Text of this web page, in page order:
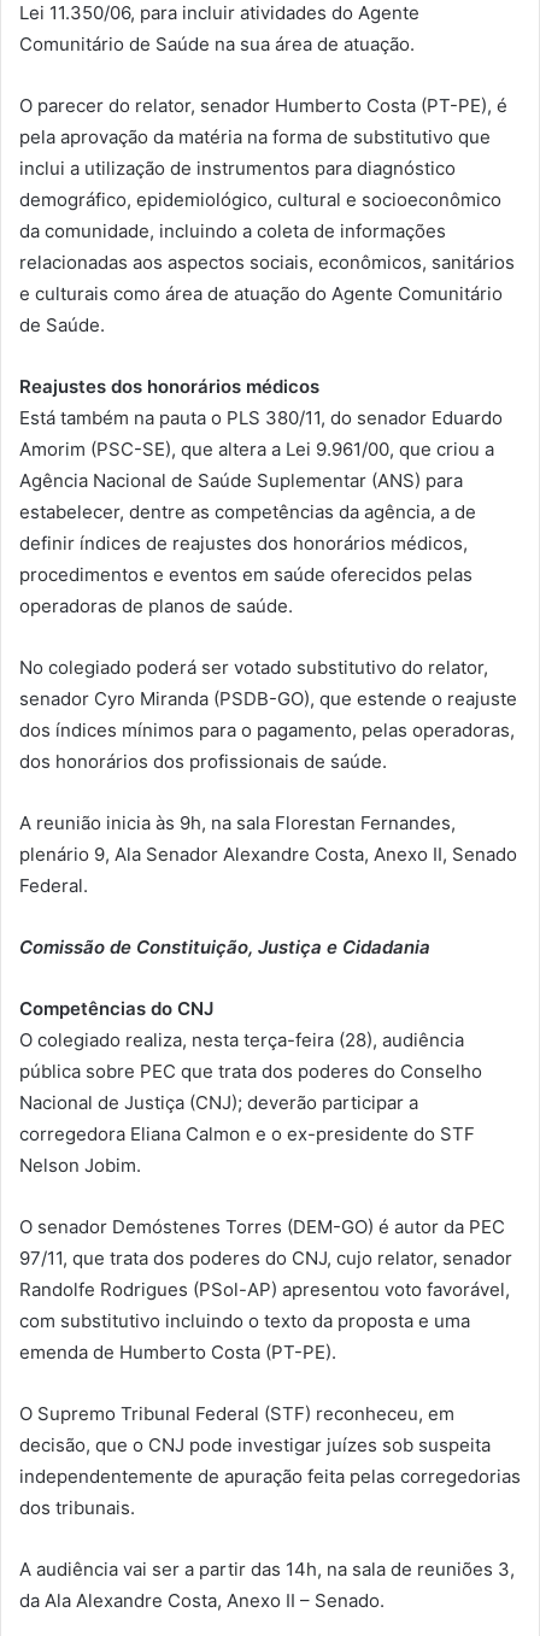
Lei 11.350/06, para incluir atividades do Agente
Comunitário de Saúde na sua área de atuação.
O parecer do relator, senador Humberto Costa (PT-PE), é
pela aprovação da matéria na forma de substitutivo que
inclui a utilização de instrumentos para diagnóstico
demográfico, epidemiológico, cultural e socioeconômico
da comunidade, incluindo a coleta de informações
relacionadas aos aspectos sociais, econômicos, sanitários
e culturais como área de atuação do Agente Comunitário
de Saúde.
Reajustes dos honorários médicos
Está também na pauta o PLS 380/11, do senador Eduardo
Amorim (PSC-SE), que altera a Lei 9.961/00, que criou a
Agência Nacional de Saúde Suplementar (ANS) para
estabelecer, dentre as competências da agência, a de
definir índices de reajustes dos honorários médicos,
procedimentos e eventos em saúde oferecidos pelas
operadoras de planos de saúde.
No colegiado poderá ser votado substitutivo do relator,
senador Cyro Miranda (PSDB-GO), que estende o reajuste
dos índices mínimos para o pagamento, pelas operadoras,
dos honorários dos profissionais de saúde.
A reunião inicia às 9h, na sala Florestan Fernandes,
plenário 9, Ala Senador Alexandre Costa, Anexo II, Senado
Federal.
Comissão de Constituição, Justiça e Cidadania
Competências do CNJ
O colegiado realiza, nesta terça-feira (28), audiência
pública sobre PEC que trata dos poderes do Conselho
Nacional de Justiça (CNJ); deverão participar a
corregedora Eliana Calmon e o ex-presidente do STF
Nelson Jobim.
O senador Demóstenes Torres (DEM-GO) é autor da PEC
97/11, que trata dos poderes do CNJ, cujo relator, senador
Randolfe Rodrigues (PSol-AP) apresentou voto favorável,
com substitutivo incluindo o texto da proposta e uma
emenda de Humberto Costa (PT-PE).
O Supremo Tribunal Federal (STF) reconheceu, em
decisão, que o CNJ pode investigar juízes sob suspeita
independentemente de apuração feita pelas corregedorias
dos tribunais.
A audiência vai ser a partir das 14h, na sala de reuniões 3,
da Ala Alexandre Costa, Anexo II – Senado.